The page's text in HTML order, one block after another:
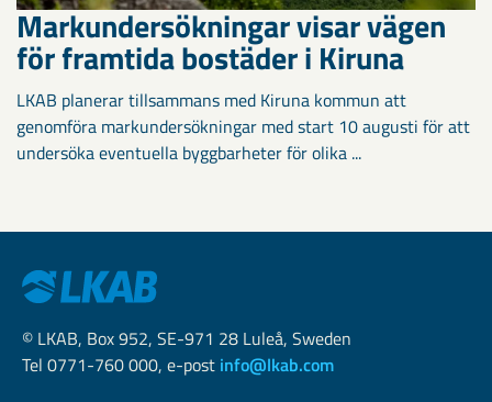
Markundersökningar visar vägen
för framtida bostäder i Kiruna
LKAB planerar tillsammans med Kiruna kommun att
genomföra markundersökningar med start 10 augusti för att
undersöka eventuella byggbarheter för olika ...
© LKAB, Box 952, SE-971 28 Luleå, Sweden
Tel 0771-760 000, e-post info@lkab.com